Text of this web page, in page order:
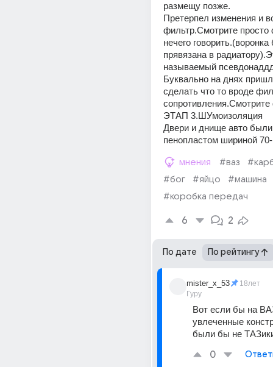
размещу позже.
Претерпел изменения и
фильтр.Смотрите просто
нечего
прявязана в
называемый
Буквально на днях
сделать что то вроде
ЭТАП 3.ШУмоизоляция
Двери и днище авто
пенопластом шириной
мнения #ваз
#бог
#яйцо
#машина
#коробка передач
6 2
По дате По рейтингу
mister_x_53
Гуру
18лет
Вот если бы на
увлеченные
были бы не
0